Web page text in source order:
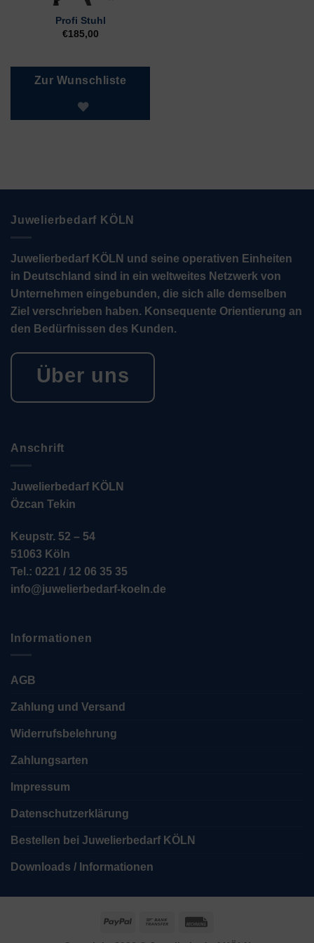
Profi Stuhl
€185,00
Zur Wunschliste
Juwelierbedarf KÖLN
Juwelierbedarf KÖLN und seine operativen Einheiten
in Deutschland sind in ein weltweites Netzwerk von
Unternehmen eingebunden, die sich alle demselben
Ziel verschrieben haben. Konsequente Orientierung an
den Bedürfnissen des Kunden.
Über uns
Anschrift
Juwelierbedarf KÖLN
Özcan Tekin
Keupstr. 52 – 54
51063 Köln
Tel.: 0221 / 12 06 35 35
info@juwelierbedarf-koeln.de
Informationen
AGB
Zahlung und Versand
Widerrufsbelehrung
Zahlungsarten
Impressum
Datenschutzerklärung
Bestellen bei Juwelierbedarf KÖLN
Downloads / Informationen
PayPal
Bank